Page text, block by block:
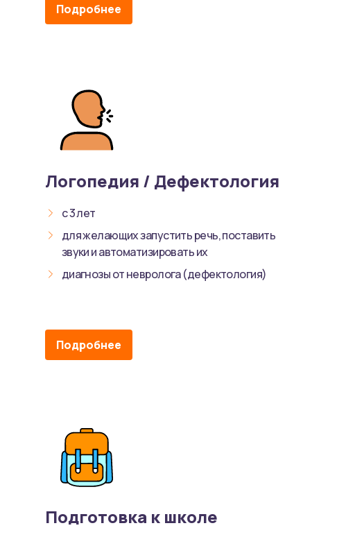
Подробнее
Логопедия / Дефектология
с 3 лет
для желающих запустить речь, поставить
звуки и автоматизировать их
диагнозы от невролога (дефектология)
Подробнее
Подготовка к школе